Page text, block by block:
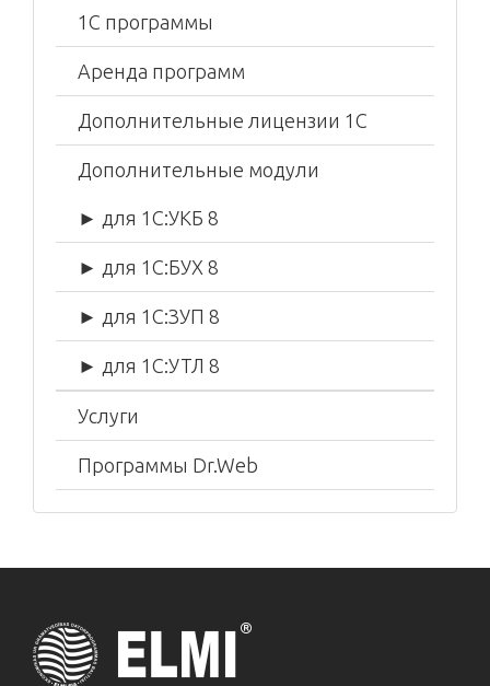
1С программы
Аренда программ
Дополнительные лицензии 1С
Дополнительные модули
► для 1С:УКБ 8
► для 1С:БУХ 8
► для 1С:ЗУП 8
► для 1С:УТЛ 8
Услуги
Программы Dr.Web